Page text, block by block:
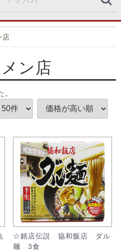
店
ン店
。
☆銘店伝説 協和飯店 ダル
麺 3食